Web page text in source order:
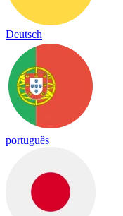
Deutsch
português